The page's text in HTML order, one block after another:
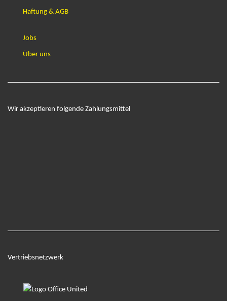
Haftung & AGB
Jobs
Über uns
Wir akzeptieren folgende Zahlungsmittel
Vertriebsnetzwerk